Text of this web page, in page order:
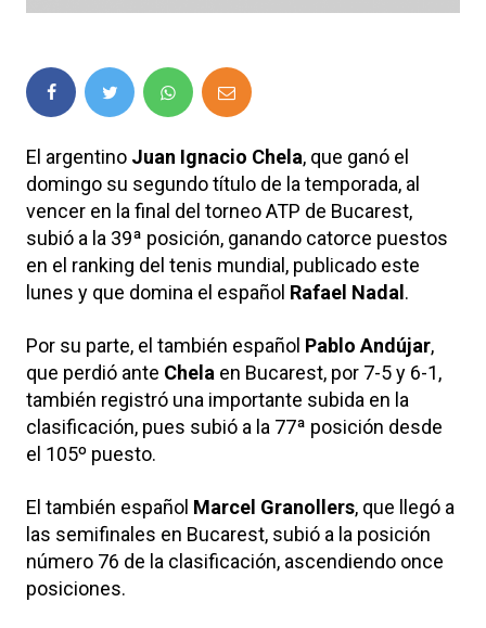
El argentino Juan Ignacio Chela, que ganó el
domingo su segundo título de la temporada, al
vencer en la final del torneo ATP de Bucarest,
subió a la 39ª posición, ganando catorce puestos
en el ranking del tenis mundial, publicado este
lunes y que domina el español Rafael Nadal .
Por su parte, el también español Pablo Andújar,
que perdió ante Chela en Bucarest, por 7-5 y 6-1,
también registró una importante subida en la
clasificación, pues subió a la 77ª posición desde
el 105º puesto.
El también español Marcel Granollers, que llegó a
las semifinales en Bucarest, subió a la posición
número 76 de la clasificación, ascendiendo once
posiciones.